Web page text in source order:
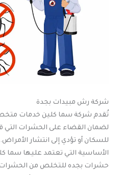
شركة رش مبيدات بجدة
تُقدم شركة سما كلين خدمات
لضمان القضاء على الحشرات التي
للسكان أو تؤدي إلى انتشار
الأساسية التي تعتمد عليها سما
حشرات بجده للتخلص من الحشرات